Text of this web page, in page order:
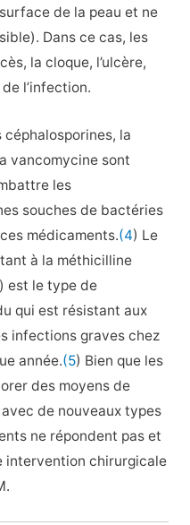
de la peau et ne
Dans ce cas, les
la cloque, l’ulcère,
l’infection.
la
vancomycine sont
les
souches de bactéries
médicaments.(4) Le
à la méthicilline
est le type de
qui est résistant aux
infections graves chez
année.(5) Bien que les
des moyens de
de nouveaux types
ne répondent pas et
intervention chirurgicale